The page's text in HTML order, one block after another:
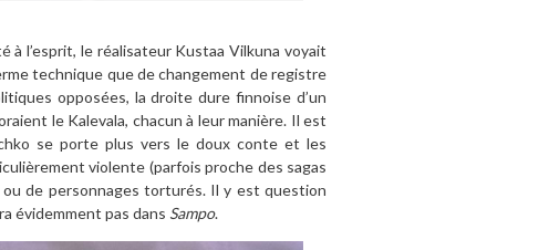
l’esprit, le réalisateur Kustaa Vilkuna voyait
technique que de changement de registre
opposées, la droite dure finnoise d’un
le Kalevala, chacun à leur manière. Il est
se porte plus vers le doux conte et les
violente (parfois proche des sagas
ou de personnages torturés. Il y est question
évidemment pas dans Sampo.